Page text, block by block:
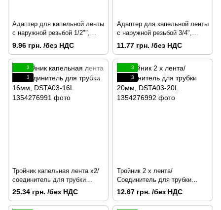
Адаптер для капельной ленты
с наружной резьбой 1/2"",
DSTA10-12L
9.96 грн. /без НДС
Адаптер для капельной ленты
с наружной резьбой 3/4",
DSTA10-34L
11.77 грн. /без НДС
3
3
Тройник капельная лента х2/
соединитель для трубки
16мм, DSTA03-16L
25.34 грн. /без НДС
3
3
Тройник 2 x лента/
Соединитель для трубки
20мм, DSTA03-20L
12.67 грн. /без НДС